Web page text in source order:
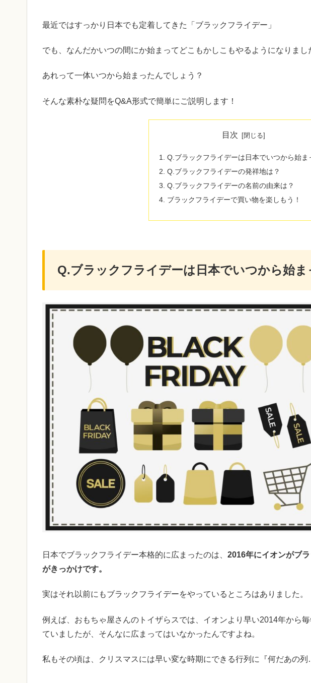
最近ではすっかり日本でも定着してきた「ブラックフライデー」
でも、なんだかいつの間にか始まってどこもかしこもやるようになりまし
あれって一体いつから始まったんでしょう？
そんな素朴な疑問をQ&A形式で簡単にご説明します！
目次
Q.ブラックフライデーは日本でいつから始ま
Q.ブラックフライデーの発祥地は？
Q.ブラックフライデーの名前の由来は？
ブラックフライデーで買い物を楽しもう！
Q.ブラックフライデーは日本でいつから始ま
日本でブラックフライデー本格的に広まったのは、 2016年にイオンがブ
がきっかけです。
実はそれ以前にもブラックフライデーをやっているところはありました。
例えば、おもちゃ屋さんのトイザらスでは、イオンより早い2014年から
ていましたが、そんなに広まってはいなかったんですよね。
私もその頃は、クリスマスには早い変な時期にできる行列に『何だあの